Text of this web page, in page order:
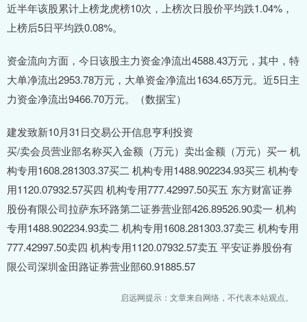
近半年该股累计上榜龙虎榜10次，上榜次日股价平均跌1.04%，
上榜后5日平均跌0.08%。
资金流向方面，今日该股主力资金净流出4588.43万元，其中，特
大单净流出2953.78万元，大单资金净流出1634.65万元。近5日主
力资金净流出9466.70万元。（数据宝）
建发致新10月31日交易公开信息亨利投资
买/卖会员营业部名称买入金额（万元）卖出金额（万元）买一 机
构专用1608.281303.37买二 机构专用1488.902234.93买三 机构专
用1120.07932.57买四 机构专用777.42997.50买五 东方财富证券
股份有限公司拉萨东环路第二证券营业部426.89526.90卖一 机构
专用1488.902234.93卖二 机构专用1608.281303.37卖三 机构专用
777.42997.50卖四 机构专用1120.07932.57卖五 平安证券股份有
限公司深圳金田路证券营业部60.91885.57
启远网提示：文章来自网络，不代表本站观点。